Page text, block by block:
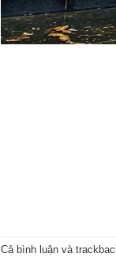
Cả bình luận và